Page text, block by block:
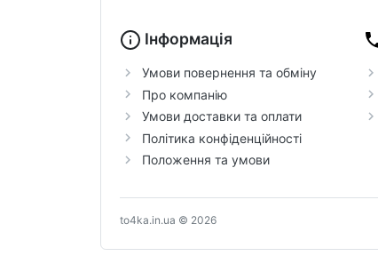
Інформація
Умови повернення та обміну
Про компанію
Умови доставки та оплати
Політика конфіденційності
Положення та умови
to4ka.in.ua © 2026